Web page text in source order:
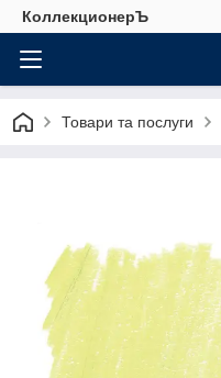
КоллекционерЪ
Товари та послуги